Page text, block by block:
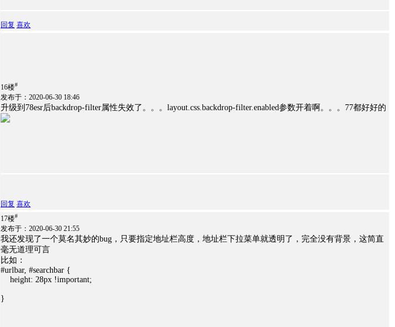
回复 喜欢
16楼#
发布于：2020-06-30 18:46
升级到78esr后backdrop-filter属性失效了。。。layout.css.backdrop-filter.enabled参数开着啊。。。77都好好的
回复 喜欢
17楼#
发布于：2020-06-30 21:55
我还发现了一个莫名其妙的bug，只要指定地址栏高度，地址栏下拉菜单就透明了，完全没有背景，这简直
毫无道理可言
比如：
#urlbar, #searchbar {
height: 28px !important;
}